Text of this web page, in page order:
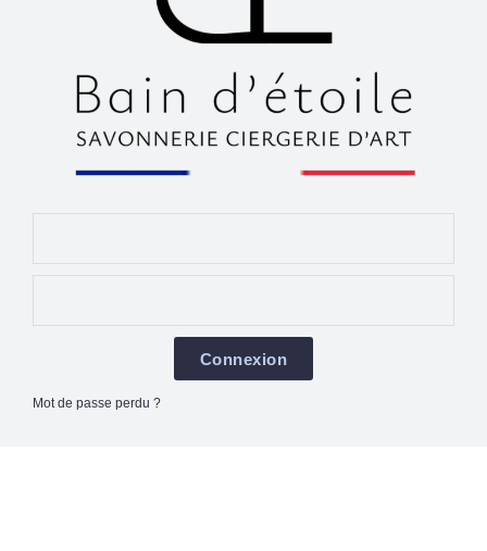
Connexion
Mot de passe perdu ?